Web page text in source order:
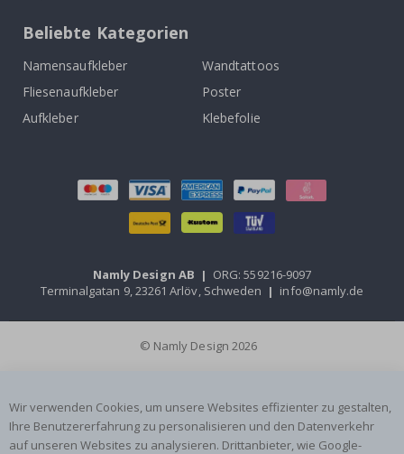
Beliebte Kategorien
Namensaufkleber
Wandtattoos
Fliesenaufkleber
Poster
Aufkleber
Klebefolie
Namly Design AB | ORG: 559216-9097
Terminalgatan 9, 23261 Arlöv, Schweden | info@namly.de
© Namly Design 2026
Wir verwenden Cookies, um unsere Websites effizienter zu gestalten,
Ihre Benutzererfahrung zu personalisieren und den Datenverkehr
auf unseren Websites zu analysieren. Drittanbieter, wie Google-